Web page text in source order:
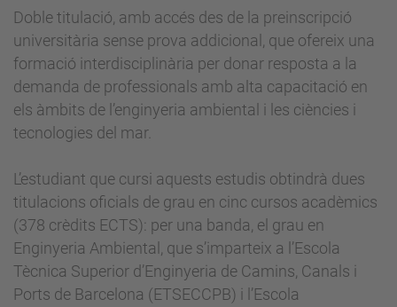
Doble titulació, amb accés des de la preinscripció
universitària sense prova addicional, que ofereix una
formació interdisciplinària per donar resposta a la
demanda de professionals amb alta capacitació en
els àmbits de l’enginyeria ambiental i les ciències i
tecnologies del mar.
L’estudiant que cursi aquests estudis obtindrà dues
titulacions oficials de grau en cinc cursos acadèmics
(378 crèdits ECTS): per una banda, el grau en
Enginyeria Ambiental, que s’imparteix a l’Escola
Tècnica Superior d’Enginyeria de Camins, Canals i
Ports de Barcelona (ETSECCPB) i l’Escola